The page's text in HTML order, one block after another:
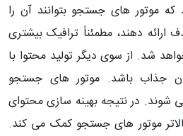
که موتور های جستجو بتوانند آن را
دهند، مطمئناً ترافیک بیشتری
شد. از سوی دیگر تولید محتوا با
جذاب باشد. موتور های جستجو
شوند. در نتیجه بهینه سازی محتوای
موتور های جستجو کمک می کند.